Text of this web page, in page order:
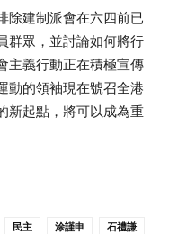
除建制派會在六四前已
群眾，並討論如何將行
主義行動正在積極宣傳
動的領袖現在號召全港
新起點，將可以成為重
民主 涂謹申
石禮謙